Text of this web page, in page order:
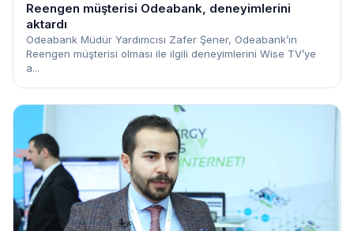
Reengen müşterisi Odeabank, deneyimlerini
aktardı
Odeabank Müdür Yardımcısı Zafer Şener, Odeabank’ın
Reengen müşterisi olması ile ilgili deneyimlerini Wise TV’ye
a...